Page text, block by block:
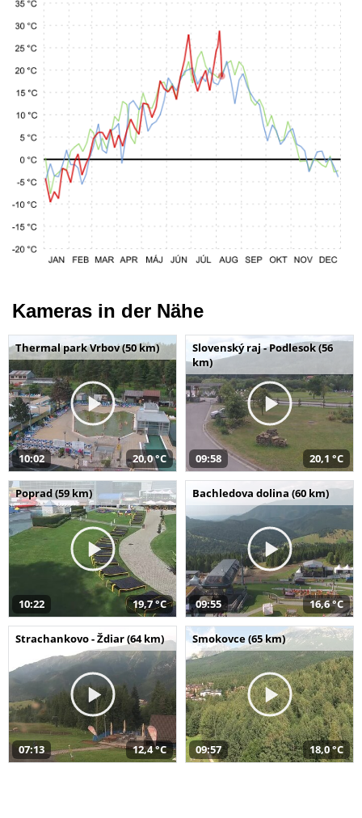
Kameras in der Nähe
Thermal park Vrbov (50 km)
10:02 20,0 °C
Slovenský raj - Podlesok (56
km)
09:58 20,1 °C
Poprad (59 km)
10:22 19,7 °C
Bachledova dolina (60 km)
09:55 16,6 °C
Strachankovo - Ždiar (64 km)
07:13 12,4 °C
Smokovce (65 km)
09:57 18,0 °C